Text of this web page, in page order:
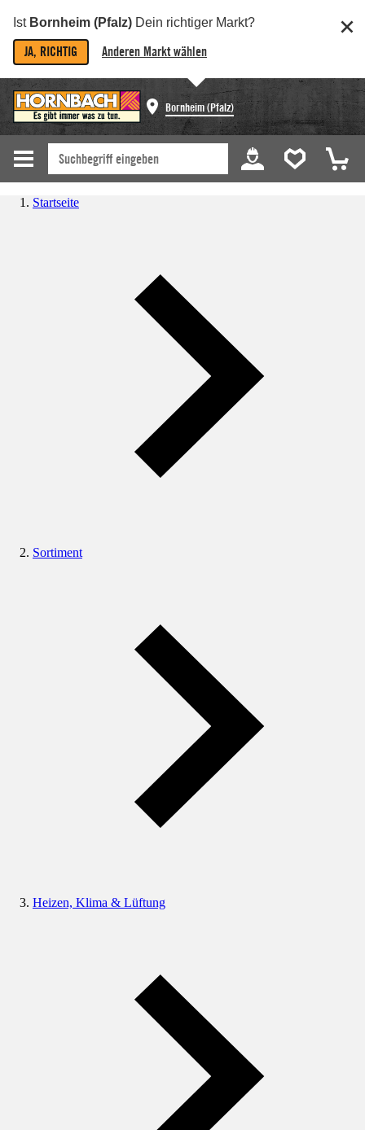
Ist Bornheim (Pfalz) Dein richtiger Markt?
JA, RICHTIG Anderen Markt wählen
Bornheim (Pfalz)
Startseite
Sortiment
Heizen, Klima & Lüftung